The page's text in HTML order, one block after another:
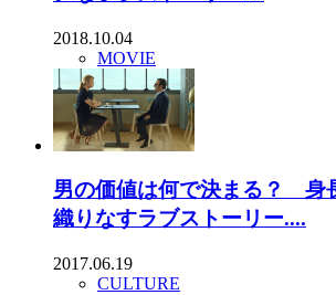
2018.10.04
MOVIE
男の価値は何で決まる？ 身
織りなすラブストーリー....
2017.06.19
CULTURE